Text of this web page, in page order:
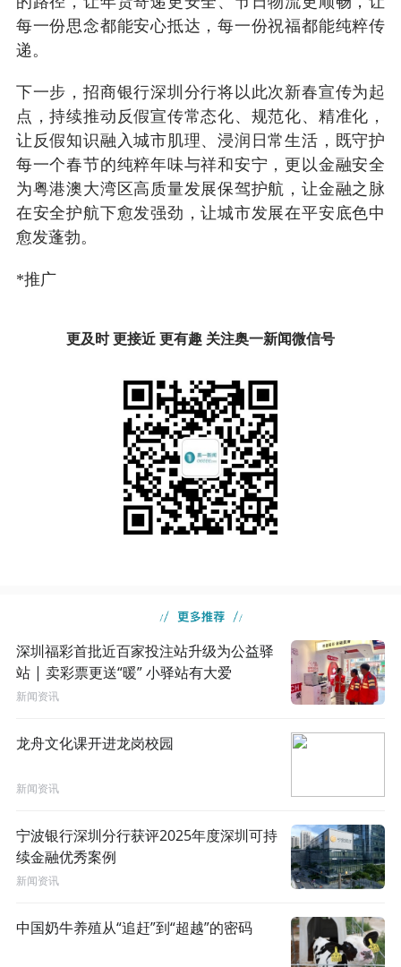
每一份思念都能安心抵达，每一份祝福都能纯粹传
递。
下一步，招商银行深圳分行将以此次新春宣传为起
点，持续推动反假宣传常态化、规范化、精准化，
让反假知识融入城市肌理、浸润日常生活，既守护
每一个春节的纯粹年味与祥和安宁，更以金融安全
为粤港澳大湾区高质量发展保驾护航，让金融之脉
在安全护航下愈发强劲，让城市发展在平安底色中
愈发蓬勃。
*推广
更及时 更接近 更有趣 关注奥一新闻微信号
深圳福彩首批近百家投注站升级为公益驿
站 | 卖彩票更送“暖” 小驿站有大爱
新闻资讯
龙舟文化课开进龙岗校园
新闻资讯
宁波银行深圳分行获评2025年度深圳可持
续金融优秀案例
新闻资讯
中国奶牛养殖从“追赶”到“超越”的密码